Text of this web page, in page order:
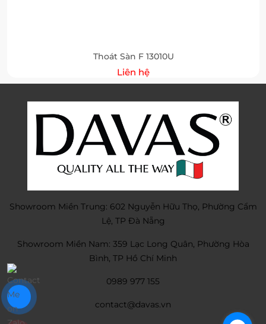
Thoát Sàn F 13010U
Liên hệ
Showroom Miền Trung: 602 Nguyễn Hữu Thọ, Phường Cẩm
Lệ, TP Đà Nẵng
Showroom Miền Nam: 359 Lạc Long Quân, Phường Hòa
Bình, TP Hồ Chí Minh
0989 977 155
contact@davas.vn